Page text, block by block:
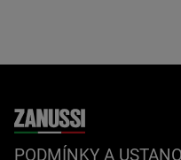
PODMÍNKY A